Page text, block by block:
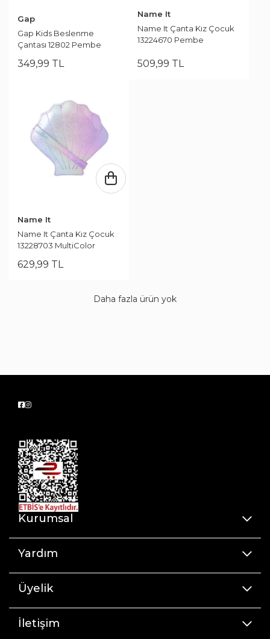
Gap
Gap Kids Beslenme
Çantası 12802 Pembe
349,99 TL
Name It
Name It Çanta Kız Çocuk
13224670 Pembe
509,99 TL
Name It
Name It Çanta Kız Çocuk
13228703 MultiColor
629,99 TL
Daha fazla ürün yok
Kurumsal
Yardım
Üyelik
İletişim